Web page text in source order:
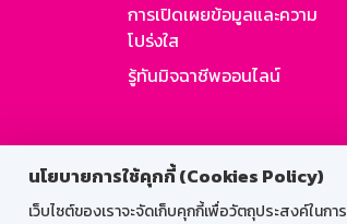
นโยบายการใช้คุกกี้ (Cookies Policy)
เว็บไซต์ของเราจะจัดเก็บคุกกี้เพื่อวัตถุประสงค์ใน
การเปิดเผยข้อมูลและความ
โปร่งใส
รู้ทันมิจฉาชีพออนไลน์